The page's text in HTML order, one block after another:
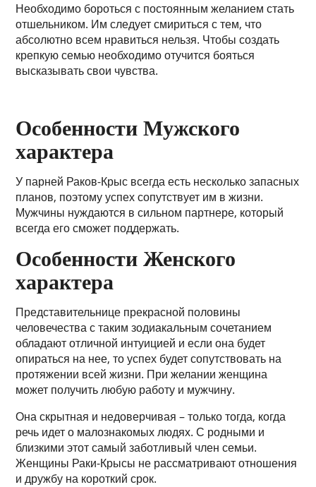
Необходимо бороться с постоянным желанием стать
отшельником. Им следует смириться с тем, что
абсолютно всем нравиться нельзя. Чтобы создать
крепкую семью необходимо отучится бояться
высказывать свои чувства.
Особенности Мужского
характера
У парней Раков-Крыс всегда есть несколько запасных
планов, поэтому успех сопутствует им в жизни.
Мужчины нуждаются в сильном партнере, который
всегда его сможет поддержать.
Особенности Женского
характера
Представительнице прекрасной половины
человечества с таким зодиакальным сочетанием
обладают отличной интуицией и если она будет
опираться на нее, то успех будет сопутствовать на
протяжении всей жизни. При желании женщина
может получить любую работу и мужчину.
Она скрытная и недоверчивая – только тогда, когда
речь идет о малознакомых людях. С родными и
близкими этот самый заботливый член семьи.
Женщины Раки-Крысы не рассматривают отношения
и дружбу на короткий срок.